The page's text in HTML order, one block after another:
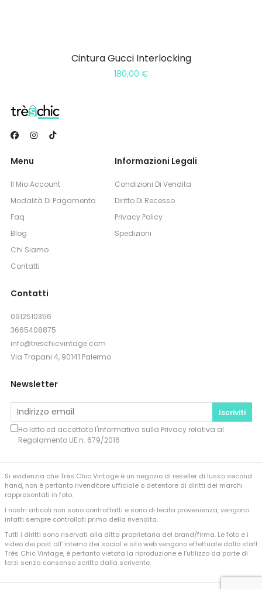
Cintura Gucci Interlocking
180,00 €
Menu
Il Mio Account
Modalità Di Pagamento
Faq
Blog
Chi Siamo
Contatti
Informazioni Legali
Condizioni Di Vendita
Diritto Di Recesso
Privacy Policy
Spedizioni
Contatti
0912510356
3665408875
info@treschicvintage.com
Via Trapani 4, 90141 Palermo
Newsletter
Iscriviti
Ho letto ed accettato l'informativa sulla Privacyrelativa al
Regolamento UE n. 679/2016
Si evidenzia che Très Chic Vintage è un negozio di reseller di lusso second
hand, non è pertanto rivenditore ufficiale o detentore di diritti dei marchi
rappresentati in foto.
I nostri articoli non sono contraffatti e sono di lecita provenienza, vengono
infatti sempre controllati prima della rivendita.
Tutti i diritti sono riservati alla ditta proprietaria del brand/firma. Le foto e i
video dei post all’ interno dei social e sito web vengono effettuate dallo staff
Très Chic Vintage, è pertanto vietata la riproduzione e l’utilizzo da parte di
terzi senza consenso scritto dalla scrivente.